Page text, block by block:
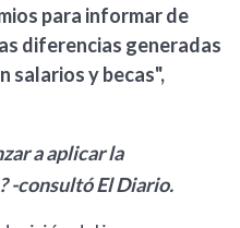
para informar de
diferencias generadas
salarios y becas",
a aplicar la
-consultó El Diario.